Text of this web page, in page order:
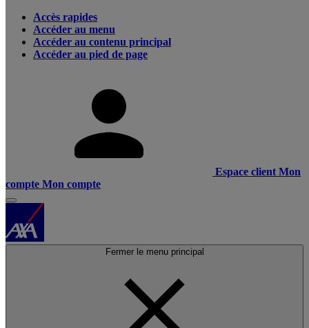
Accès rapides
Accéder au menu
Accéder au contenu principal
Accéder au pied de page
Espace client Mon
compte Mon compte
Fermer le menu principal